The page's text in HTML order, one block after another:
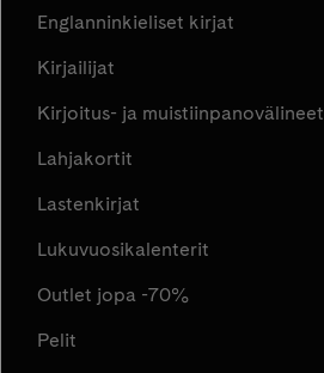
Englanninkieliset kirjat
Kirjailijat
Kirjoitus- ja muistiinpanovälineet
Lahjakortit
Lastenkirjat
Lukuvuosikalenterit
Outlet jopa -70%
Pelit